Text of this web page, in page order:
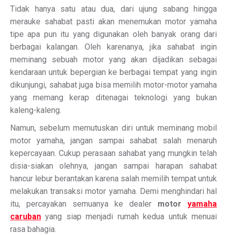
Tidak hanya satu atau dua, dari ujung sabang hingga
merauke sahabat pasti akan menemukan motor yamaha
tipe apa pun itu yang digunakan oleh banyak orang dari
berbagai kalangan. Oleh karenanya, jika sahabat ingin
meminang sebuah motor yang akan dijadikan sebagai
kendaraan untuk bepergian ke berbagai tempat yang ingin
dikunjungi, sahabat juga bisa memilih motor-motor yamaha
yang memang kerap ditenagai teknologi yang bukan
kaleng-kaleng.
Namun, sebelum memutuskan diri untuk meminang mobil
motor yamaha, jangan sampai sahabat salah menaruh
kepercayaan. Cukup perasaan sahabat yang mungkin telah
disia-siakan olehnya, jangan sampai harapan sahabat
hancur lebur berantakan karena salah memilih tempat untuk
melakukan transaksi motor yamaha. Demi menghindari hal
itu, percayakan semuanya ke dealer motor yamaha
caruban yang siap menjadi rumah kedua untuk menuai
rasa bahagia.